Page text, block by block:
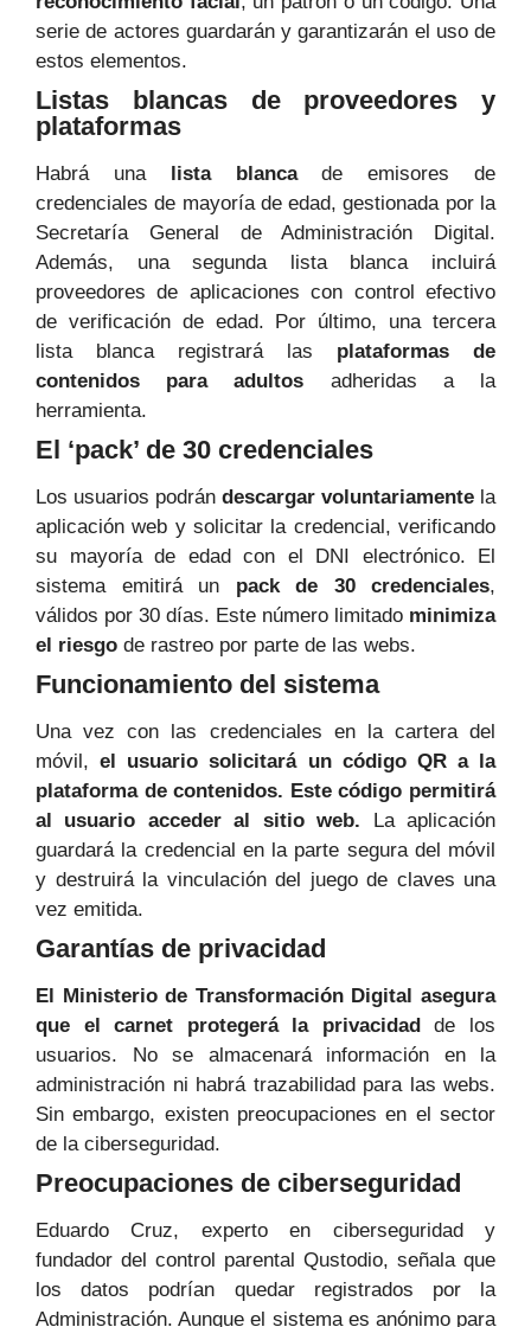
serie de actores guardarán y garantizarán el uso de
estos elementos.
Listas blancas de proveedores y
plataformas
Habrá una lista blancade emisores de
credenciales de mayoría de edad, gestionada por la
Secretaría General de Administración Digital.
Además, una segunda lista blanca incluirá
proveedores de aplicaciones con control efectivo
de verificación de edad. Por último, una tercera
lista blanca registrará las plataformas de
contenidos para adultos adheridas a la
herramienta.
El ‘pack’ de 30 credenciales
Los usuarios podrán descargar voluntariamente la
aplicación web y solicitar la credencial, verificando
su mayoría de edad con el DNI electrónico. El
sistema emitirá un pack de 30 credenciales,
válidos por 30 días. Este número limitado minimiza
el riesgo de rastreo por parte de las webs.
Funcionamiento del sistema
Una vez con las credenciales en la cartera del
móvil,el usuario solicitará un código QR a la
plataforma de contenidos. Este código permitirá
al usuario acceder al sitio web.
La aplicación
guardará la credencial en la parte segura del móvil
y destruirá la vinculación del juego de claves una
vez emitida.
Garantías de privacidad
El Ministerio de Transformación Digital asegura
que el carnet protegerá la privacidad
de los
usuarios. No se almacenará información en la
administración ni habrá trazabilidad para las webs.
Sin embargo, existen preocupaciones en el sector
de la ciberseguridad.
Preocupaciones de ciberseguridad
Eduardo Cruz, experto en ciberseguridad y
fundador del control parental Qustodio, señala que
los datos podrían quedar registrados por la
Administración. Aunque el sistema es anónimo para